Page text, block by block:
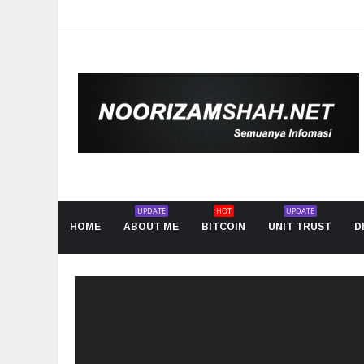
HOME ABOUT ME
UPDATE
BITCOIN
HOT
UNIT TRUST
UPDATE